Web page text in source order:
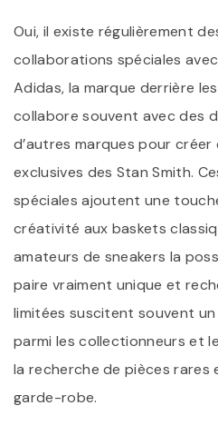
Oui, il existe régulièrement
collaborations spéciales
Adidas, la marque derrière
collabore souvent avec des
d’autres marques pour
exclusives des Stan Smith.
spéciales ajoutent une
créativité aux baskets
amateurs de sneakers la
paire vraiment unique et
limitées suscitent souvent
parmi les collectionneurs et
la recherche de pièces rares
garde-robe.